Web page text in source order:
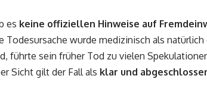
es keine offiziellen Hinweise auf
Todesursache wurde medizinisch als
führte sein früher Tod zu vielen
Sicht gilt der Fall als klar und